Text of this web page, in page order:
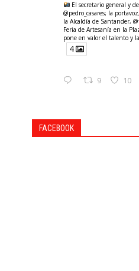
El secretario general y
@pedro_casares; la
la Alcaldía de Santander,
Feria de Artesanía en la
pone en valor el talento y
4
9 10
FACEBOOK